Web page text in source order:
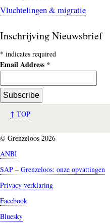
Vluchtelingen & migratie
Inschrijving Nieuwsbrief
* indicates required
Email Address *
↑ TOP
© Grenzeloos 2026
ANBI
SAP – Grenzeloos: onze opvattingen
Privacy verklaring
Facebook
Bluesky